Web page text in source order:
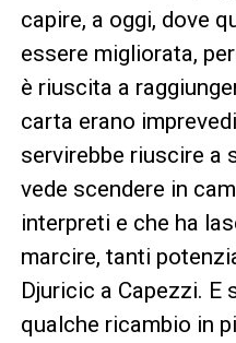
capire, a oggi, dove
essere migliorata,
è riuscita a
carta erano
servirebbe riuscire a
vede scendere in
interpreti e che ha
marcire, tanti
Djuricic a Capezzi. E
qualche ricambio in